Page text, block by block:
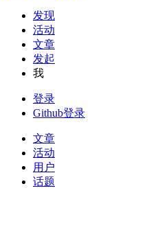
发现
活动
文章
发起
我
登录
Github登录
文章
活动
用户
话题